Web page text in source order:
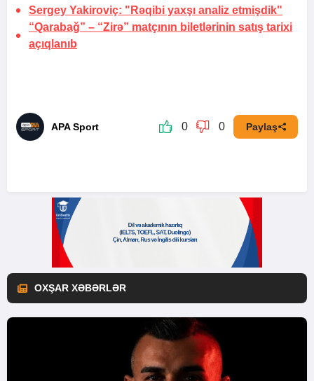
Sergey Yakiroviç: "Rəqibi yaxşı analiz etmişdik"
“Qarabağ” – “Zirə” matçının biletlərinin satış tarixi
açıqlanıb
APA Sport 0 0 Paylaş
OXŞAR XƏBƏRLƏR